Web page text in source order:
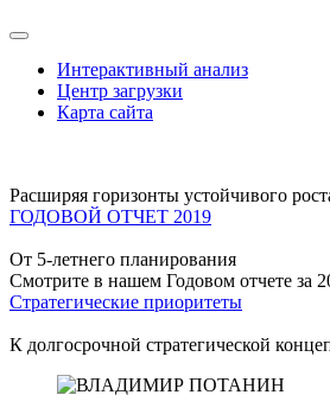
Интерактивный анализ
Центр загрузки
Карта сайта
Расширяя горизонты устойчивого
ГОДОВОЙ ОТЧЕТ 2019
От 5-летнего планирования
Смотрите в нашем Годовом отчете за
Стратегические приоритеты
К долгосрочной стратегической